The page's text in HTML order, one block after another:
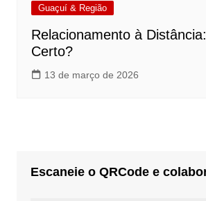
Guaçuí & Região
Relacionamento à
Certo?
13 de março de 2026
Escaneie o QRCode e